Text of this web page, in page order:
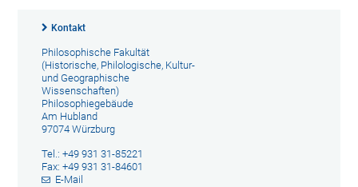
Kontakt
Philosophische Fakultät
(Historische, Philologische, Kultur-
und Geographische
Wissenschaften)
Philosophiegebäude
Am Hubland
97074 Würzburg
Tel.: +49 931 31-85221
Fax: +49 931 31-84601
E-Mail